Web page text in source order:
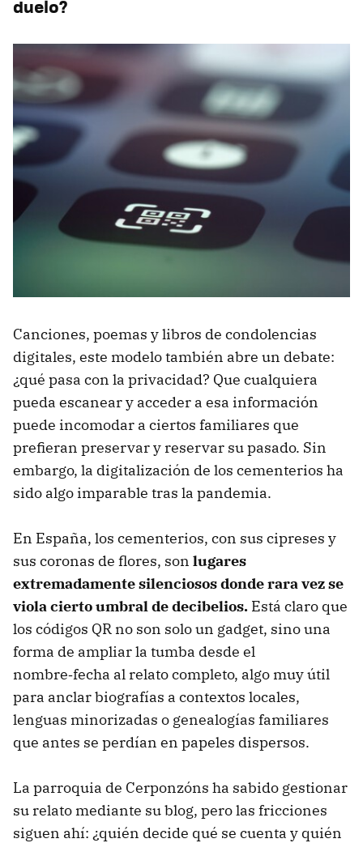
duelo?
Canciones, poemas y libros de condolencias
digitales, este modelo también abre un debate:
¿qué pasa con la privacidad? Que cualquiera
pueda escanear y acceder a esa información
puede incomodar a ciertos familiares que
prefieran preservar y reservar su pasado. Sin
embargo, la digitalización de los cementerios ha
sido algo imparable tras la pandemia.
En España, los cementerios, con sus cipreses y
sus coronas de flores, son lugares
extremadamente silenciosos donde rara vez se
viola cierto umbral de decibelios. Está claro que
los códigos QR no son solo un gadget, sino una
forma de ampliar la tumba desde el
nombre‑fecha al relato completo, algo muy útil
para anclar biografías a contextos locales,
lenguas minorizadas o genealogías familiares
que antes se perdían en papeles dispersos.
La parroquia de Cerponzóns ha sabido gestionar
su relato mediante su blog, pero las fricciones
siguen ahí: ¿quién decide qué se cuenta y quién